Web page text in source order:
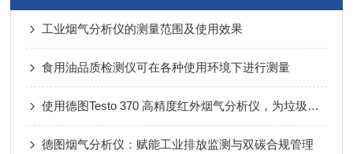
工业烟气分析仪的测量范围及使用效果
食用油品质检测仪可在各种使用环境下进行测量
使用德图Testo 370 高精度红外烟气分析仪，为垃圾焚烧厂“保驾护航”
德图烟气分析仪：赋能工业排放监测与双碳合规管理